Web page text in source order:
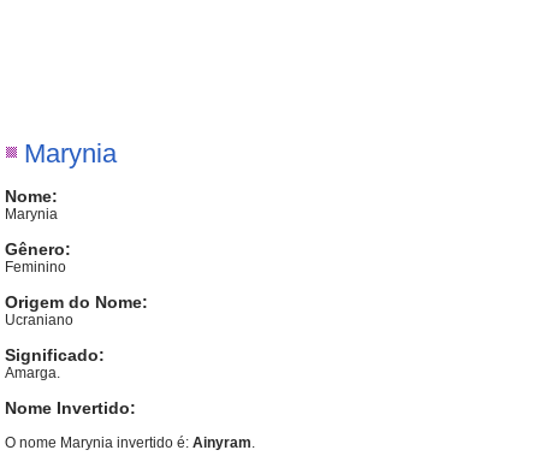
Marynia
Nome:
Marynia
Gênero:
Feminino
Origem do Nome:
Ucraniano
Significado:
Amarga.
Nome Invertido:
O nome Marynia invertido é:Ainyram.